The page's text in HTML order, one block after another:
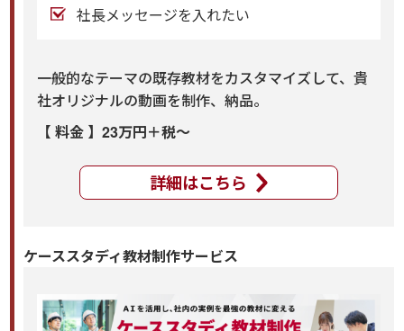
社長メッセージを入れたい
一般的なテーマの既存教材をカスタマイズして、貴
社オリジナルの動画を制作、納品。
【 料金 】23万円＋税～
詳細はこちら
ケーススタディ教材制作サービス